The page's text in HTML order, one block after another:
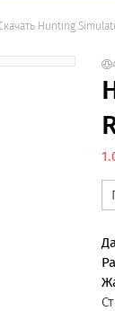
Hunting Simulator